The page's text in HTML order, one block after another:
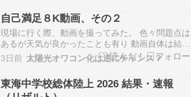
店舗展開しています。創業以来５０年間愛され続
けている名物メニュー「銀絲巻インスーツェン…
自己満足８K動画、その２
現場に行く際、動画を撮ってみた。 色々問題点は
あるが天気が良かったことも有り 動画自体は結構
綺麗。 国道22号線(一宮市)～国道21号線(大垣市)
木曽川、長良川、揖斐川(8K60fps撮影) Aichi＆
Gifu Japan(GoPro MISSION 1 PRO)(PreVi…
3日前 太陽光オワコン化は逆にチャンス？
東海中学校総体陸上 2026 結果・速報